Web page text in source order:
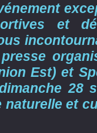
et
Est) et
28
et